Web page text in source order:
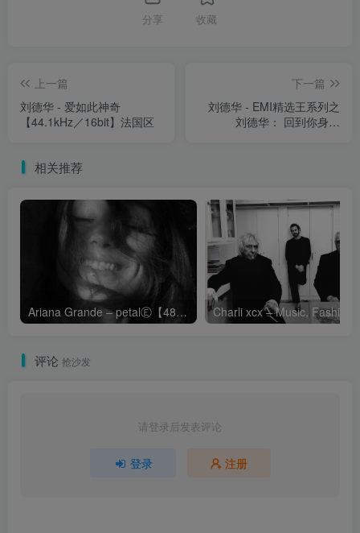
分享 收藏
上一篇
刘德华 - 爱如此神奇
【44.1kHz／16bit】法国区
下一篇
刘德华 - EMI精选王系列之
刘德华： 回到你身边
相关推荐
Ariana Grande – petalⒺ【48kHz／24bit】英国区
评论 抢沙发
请登录后发表评论
登录 注册